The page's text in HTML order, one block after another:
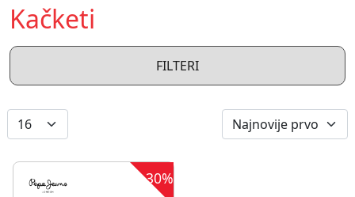
Kačketi
FILTERI
30%